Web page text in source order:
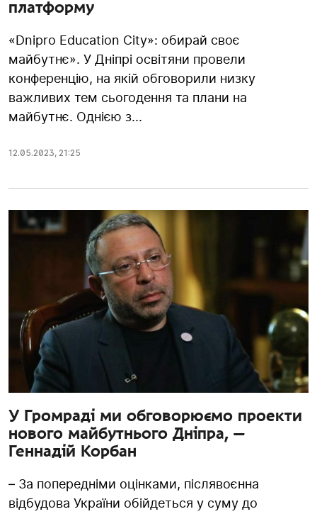
платформу
«Dnipro Education City»: обирай своє
майбутнє». У Дніпрі освітяни провели
конференцію, на якій обговорили низку
важливих тем сьогодення та плани на
майбутнє. Однією з...
12.05.2023, 21:25
У Громраді ми обговорюємо проекти
нового майбутнього Дніпра, —
Геннадій Корбан
– За попередніми оцінками, післявоєнна
відбудова України обійдеться у суму до